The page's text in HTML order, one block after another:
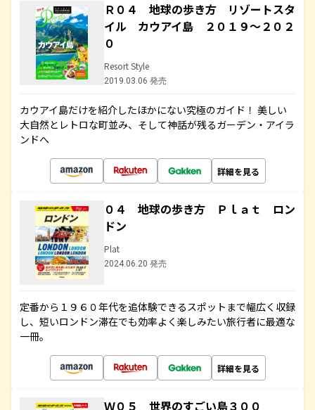
Ｒ０４ 地球の歩き方 リゾートスタ
イル カウアイ島 ２０１９～２０２
０
Resort Style
2019.03.06 発売
カウアイ島だけを紹介したほかにない究極のガイド！ 美しい
大自然とレトロな町並み、そして神話が残るガーデン・アイラ
ンドへ
詳細を見る
０４ 地球の歩き方 Ｐｌａｔ ロン
ドン
Plat
2024.06.20 発売
定番から１９６０年代を追体験できるスポットまで幅広く収録
し、短いロンドン滞在でも効率よく楽しみたい旅行者に最適な
一冊。
詳細を見る
Ｗ０５ 世界のすごい島３００